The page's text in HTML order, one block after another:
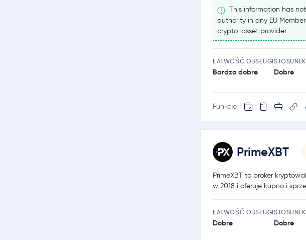
This information has
authority in any EU
crypto-asset provider.
ŁATWOŚĆ OBSŁUGI
Bardzo dobre Dobre
Funkcje
PrimeXBT
PrimeXBT to broker
w 2018 i oferuje kupno i
ŁATWOŚĆ OBSŁUGI
Dobre Dobre